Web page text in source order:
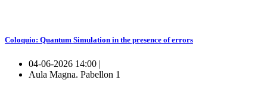
Coloquio: Quantum Simulation in the presence of errors
04-06-2026 14:00 |
Aula Magna. Pabellon 1